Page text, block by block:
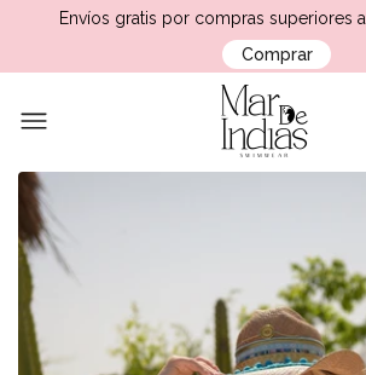
Envíos gratis por compras superiores a
Comprar